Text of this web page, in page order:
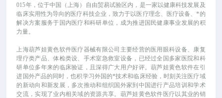
015年，位于中国（上海）自由贸易试验区内，是一家以健康科技发展及
临床实用性为导向的医疗科技企业，致力于以医疗理念、医疗设备、*的
解决方案服务于国内医疗和科研单位，成为推进国民健康事业发展的积
力量。
上海葫芦娃黄色软件医疗器械有限公司主要经营的医用眼科设备、康复
理疗类产品、体检类设、手术室急救室设备，已经过全国多家医院和科
研单位多年来的临床验证，且深得广大用户好评。葫芦娃黄色软件在引
进国外产品的同时，也积学习外国的*技术和临床经验，时刻关注医疗域
的新动向和新发展，多次推动和组织国外家到中国进行产品培训和学术
交流，实现了业内相关域的资源共享。葫芦娃黄色软件医疗以其业的销